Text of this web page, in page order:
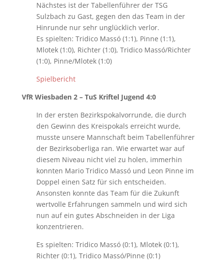
Nächstes ist der Tabellenführer der TSG
Sulzbach zu Gast, gegen den das Team in der
Hinrunde nur sehr unglücklich verlor.
Es spielten: Tridico Massó (1:1), Pinne (1:1),
Mlotek (1:0), Richter (1:0), Tridico Massó/Richter
(1:0), Pinne/Mlotek (1:0)
Spielbericht
VfR Wiesbaden 2 – TuS Kriftel Jugend 4:0
In der ersten Bezirkspokalvorrunde, die durch
den Gewinn des Kreispokals erreicht wurde,
musste unsere Mannschaft beim Tabellenführer
der Bezirksoberliga ran. Wie erwartet war auf
diesem Niveau nicht viel zu holen, immerhin
konnten Mario Tridico Massó und Leon Pinne im
Doppel einen Satz für sich entscheiden.
Ansonsten konnte das Team für die Zukunft
wertvolle Erfahrungen sammeln und wird sich
nun auf ein gutes Abschneiden in der Liga
konzentrieren.
Es spielten: Tridico Massó (0:1), Mlotek (0:1),
Richter (0:1), Tridico Massó/Pinne (0:1)